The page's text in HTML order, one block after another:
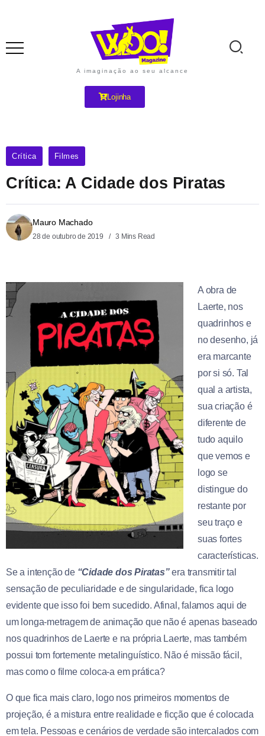
A imaginação ao seu alcance
Lojinha
Crítica Filmes
Crítica: A Cidade dos Piratas
Mauro Machado
28 de outubro de 2019 3 Mins Read
A obra de
Laerte, nos
quadrinhos e
no desenho, já
era marcante
por si só. Tal
qual a artista,
sua criação é
diferente de
tudo aquilo
que vemos e
logo se
distingue do
restante por
seu traço e
suas fortes
características.
Se a intenção de “Cidade dos Piratas” era transmitir tal
sensação de peculiaridade e de singularidade, fica logo
evidente que isso foi bem sucedido. Afinal, falamos aqui de
um longa-metragem de animação que não é apenas baseado
nos quadrinhos de Laerte e na própria Laerte, mas também
possui tom fortemente metalinguístico. Não é missão fácil,
mas como o filme coloca-a em prática?
O que fica mais claro, logo nos primeiros momentos de
projeção, é a mistura entre realidade e ficção que é colocada
em tela. Pessoas e cenários de verdade são intercalados com